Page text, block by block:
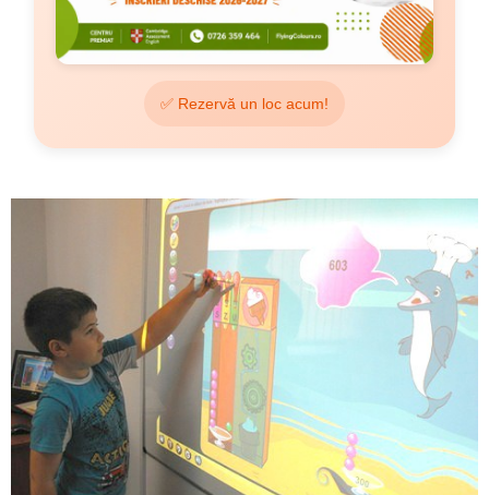
✅ Rezervă un loc acum!